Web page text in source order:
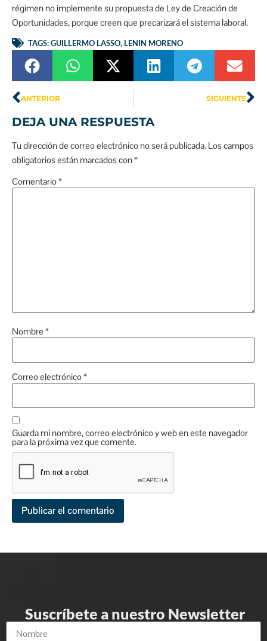
régimen no implemente su propuesta de Ley de Creación de
Oportunidades, porque creen que precarizará el sistema laboral.
TAGS:GUILLERMO LASSO, LENIN MORENO
ANTERIOR SIGUIENTE
DEJA UNA RESPUESTA
Tu dirección de correo electrónico no será publicada. Los campos
obligatorios están marcados con*
Comentario*
Nombre *
Correo electrónico*
Guarda mi nombre, correo electrónico y web en este navegador
para la próxima vez que comente.
Suscríbete a nuestro Newsletter